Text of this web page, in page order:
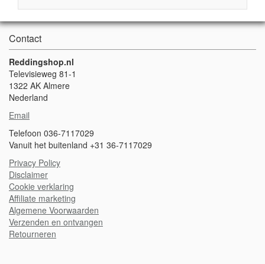
Contact
Reddingshop.nl
Televisieweg 81-1
1322 AK Almere
Nederland
Email
Telefoon 036-7117029
Vanuit het buitenland +31 36-7117029
Privacy Policy
Disclaimer
Cookie verklaring
Affiliate marketing
Algemene Voorwaarden
Verzenden en ontvangen
Retourneren